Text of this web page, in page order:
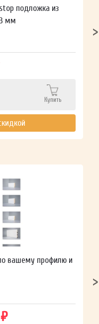
подложка из
мм
Купить
вашему профилю и